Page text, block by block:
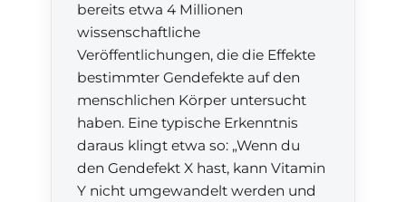
bereits etwa 4 Millionen
wissenschaftliche
Veröffentlichungen, die die Effekte
bestimmter Gendefekte auf den
menschlichen Körper untersucht
haben. Eine typische Erkenntnis
daraus klingt etwa so: „Wenn du
den Gendefekt X hast, kann Vitamin
Y nicht umgewandelt werden und